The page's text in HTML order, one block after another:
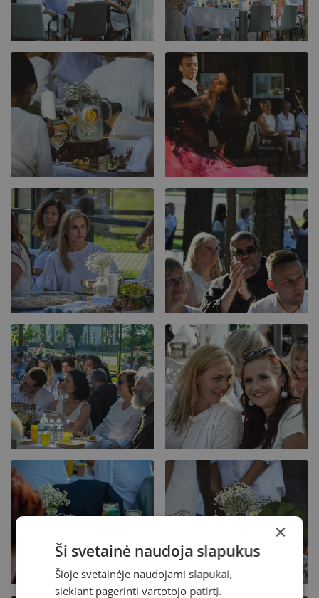
×
Ši svetainė naudoja slapukus
Šioje svetainėje naudojami slapukai,
siekiant pagerinti vartotojo patirtį.